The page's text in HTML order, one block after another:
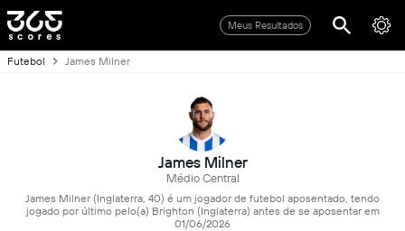
Meus Resultados
Futebol James Milner
James Milner
Médio Central
James Milner (Inglaterra, 40) é um jogador de futebol aposentado, tendo
jogado por último pelo(a) Brighton (Inglaterra) antes de se aposentar em
01/06/2026